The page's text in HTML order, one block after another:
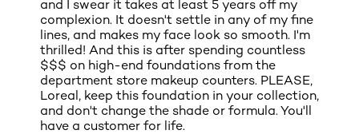
and I swear it takes at least 5 years off my
complexion. It doesn't settle in any of my fine
lines, and makes my face look so smooth. I'm
thrilled! And this is after spending countless
$$$ on high-end foundations from the
department store makeup counters. PLEASE,
Loreal, keep this foundation in your collection,
and don't change the shade or formula. You'll
have a customer for life.